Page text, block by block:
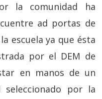
la comunidad ha
ad portas de
escuela ya que ésta
por el DEM de
en manos de un
seleccionado por la